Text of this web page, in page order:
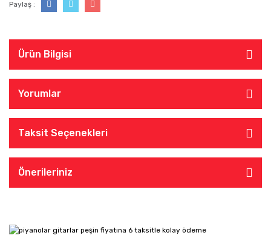
Paylaş :
Ürün Bilgisi
Yorumlar
Taksit Seçenekleri
Önerileriniz